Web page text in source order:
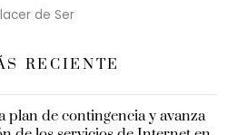
de Ser
RECIENTE
plan de contingencia y avanza